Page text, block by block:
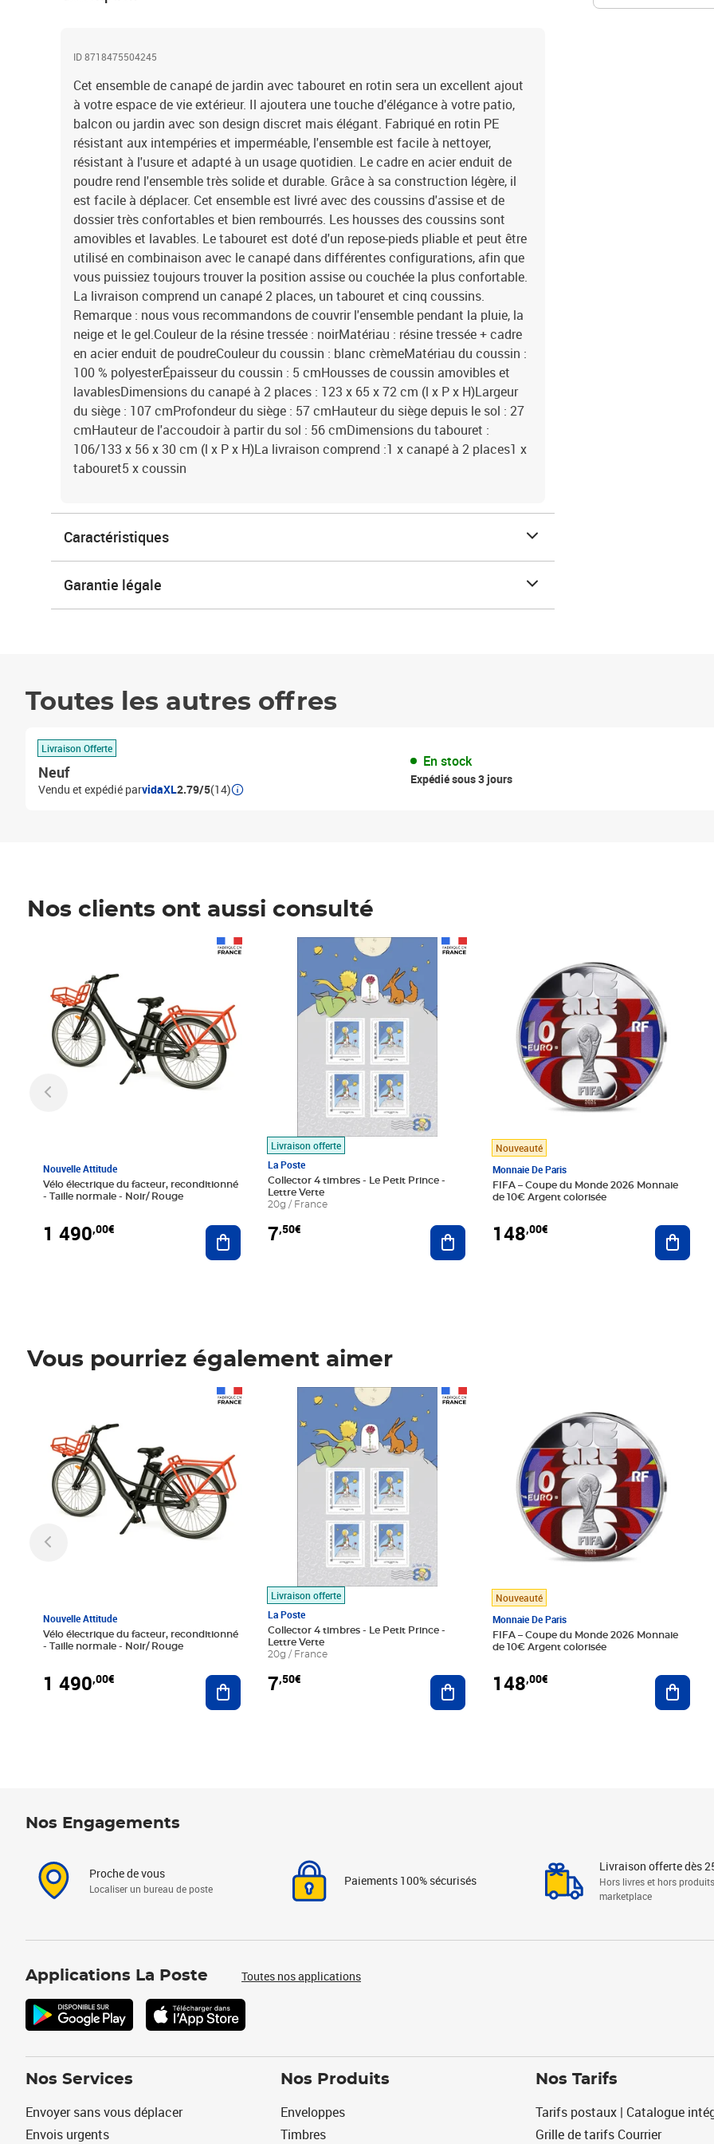
ID 8718475504245
Cet ensemble de canapé de jardin avec tabouret en rotin sera un excellent ajout
à votre espace de vie extérieur. Il ajoutera une touche d'élégance à votre patio,
balcon ou jardin avec son design discret mais élégant. Fabriqué en rotin PE
résistant aux intempéries et imperméable, l'ensemble est facile à nettoyer,
résistant à l'usure et adapté à un usage quotidien. Le cadre en acier enduit de
poudre rend l'ensemble très solide et durable. Grâce à sa construction légère, il
est facile à déplacer. Cet ensemble est livré avec des coussins d'assise et de
dossier très confortables et bien rembourrés. Les housses des coussins sont
amovibles et lavables. Le tabouret est doté d'un repose-pieds pliable et peut être
utilisé en combinaison avec le canapé dans différentes configurations, afin que
vous puissiez toujours trouver la position assise ou couchée la plus confortable.
La livraison comprend un canapé 2 places, un tabouret et cinq coussins.
Remarque : nous vous recommandons de couvrir l'ensemble pendant la pluie, la
neige et le gel.Couleur de la résine tressée : noirMatériau : résine tressée + cadre
en acier enduit de poudreCouleur du coussin : blanc crèmeMatériau du coussin :
100 % polyesterÉpaisseur du coussin : 5 cmHousses de coussin amovibles et
lavablesDimensions du canapé à 2 places : 123 x 65 x 72 cm (l x P x H)Largeur
du siège : 107 cmProfondeur du siège : 57 cmHauteur du siège depuis le sol : 27
cmHauteur de l'accoudoir à partir du sol : 56 cmDimensions du tabouret :
106/133 x 56 x 30 cm (l x P x H)La livraison comprend :1 x canapé à 2 places1 x
tabouret5 x coussin
Caractéristiques
Garantie légale
Toutes les autres offres
Livraison Offerte
Neuf
Vendu et expédié parvidaXL2.79/5(14)
En stock
Expédié sous 3 jours
Nos clients ont aussi consulté
Nouvelle Attitude
Vélo électrique du facteur, reconditionné
- Taille normale - Noir/ Rouge
1 490,00€ Ajouter au panier
Livraison offerte
La Poste
Collector 4 timbres - Le Petit Prince -
Lettre Verte
20g / France
7,50€
Prix 7,50€
Ajouter au panier
Nouveauté
Monnaie De Paris
FIFA – Coupe du Monde 2026 Monnaie
de 10€ Argent colorisée
148,00€
Vous pourriez également aimer
Nouvelle Attitude
Vélo électrique du facteur, reconditionné
- Taille normale - Noir/ Rouge
1 490,00€ Ajouter au panier
Livraison offerte
La Poste
Collector 4 timbres - Le Petit Prince -
Lettre Verte
20g / France
7,50€
Prix 7,50€
Ajouter au panier
Nouveauté
Monnaie De Paris
FIFA – Coupe du Monde 2026 Monnaie
de 10€ Argent colorisée
148,00€
Nos Engagements
Proche de vous
Localiser un bureau de poste
Paiements 100% sécurisés
Livraison offerte dès
Hors livres et hors produits
marketplace
Applications La Poste Toutes nos applications
Nos Services
Envoyer sans vous déplacer
Envois urgents
Nos Produits
Enveloppes
Timbres
Nos Tarifs
Tarifs postaux | Catalogue
Grille de tarifs Courrier